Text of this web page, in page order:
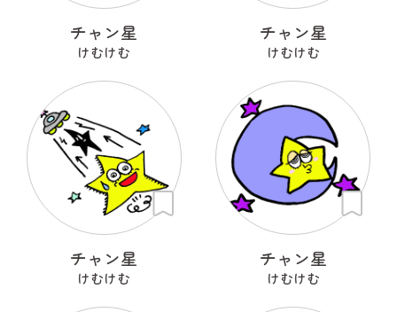
チャン星
けむけむ
チャン星
けむけむ
チャン星
けむけむ
チャン星
けむけむ